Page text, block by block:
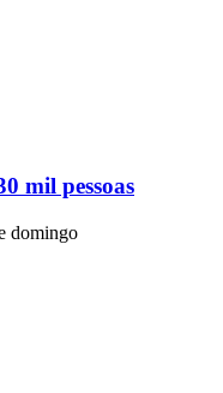
mil pessoas
domingo